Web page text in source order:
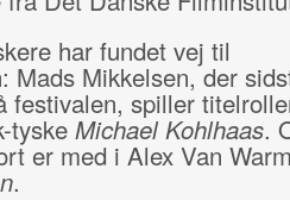
har fundet vej til
Mads Mikkelsen, der
festivalen, spiller
tyske Michael Kohlhaas.
er med i Alex Van
.